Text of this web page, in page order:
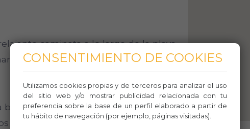
caminata a lo largo de la playa,
el suave sonido de las olas.
biodiversidad marina al hacer
peces y las criaturas marinas en las
CONSENTIMIENTO DE COOKIES
Utilizamos cookies propias y de terceros para analizar el uso
del sitio web y/o mostrar publicidad relacionada con tu
preferencia sobre la base de un perfil elaborado a partir de
tu hábito de navegación (por ejemplo, páginas visitadas).